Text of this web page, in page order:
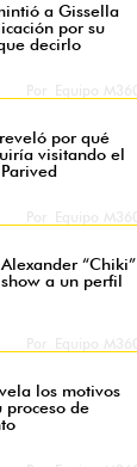
a Gissella
por su
decirlo
por qué
visitando el
“Chiki”
a un perfil
los motivos
proceso de